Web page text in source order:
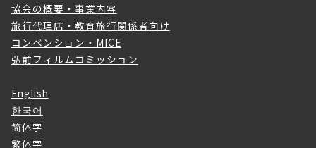
協会の概要・事業内容
旅行代理店・教育旅行関係者向け
コンベンション・MICE
弘前フィルムコミッション
English
한국어
简体字
繁体字